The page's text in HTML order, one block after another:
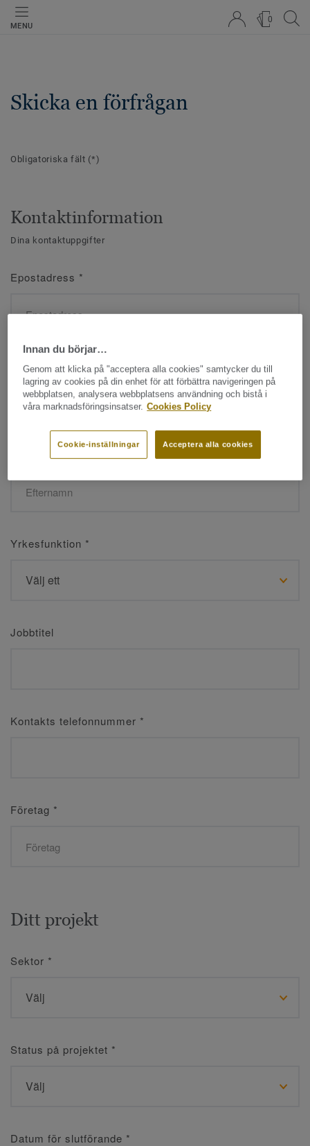
MENU
0
Skicka en förfrågan
Obligatoriska fält (*)
Kontaktinformation
Dina kontaktuppgifter
Epostadress *
Namn*
Efternamn*
Yrkesfunktion *
Jobbtitel
Kontakts telefonnummer *
Företag *
Ditt projekt
Sektor *
Status på projektet *
Datum för slutförande *
Innan du börjar…
Genom att klicka på "acceptera alla cookies" samtycker du till
lagring av cookies på din enhet för att förbättra navigeringen på
webbplatsen, analysera webbplatsens användning och bistå i
våra marknadsföringsinsatser. Cookies Policy
Acceptera alla cookies
Cookie-inställningar